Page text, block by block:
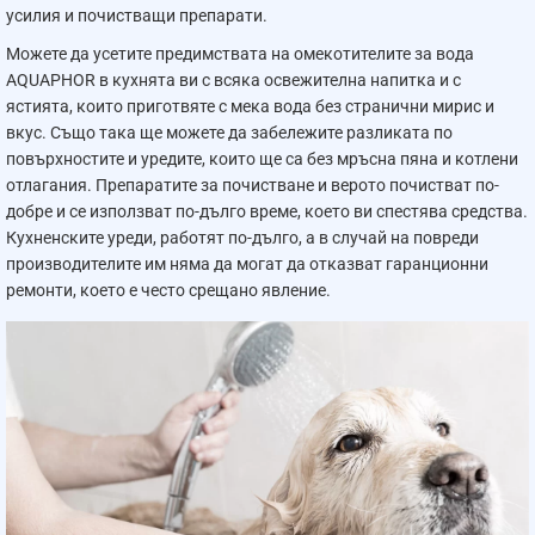
При стандартна регенерация системата използва
минути за възстановяване на работния капацитет.
ЗА КОГО Е ПОДХОДЯЩ AQUAPHOR 1000ПЛЮС?
домакинства с твърда вода;
къщи, вили и апартаменти;
семейства, които искат да намалят котления камък
в инсталацията;
потребители, които търсят готов комплект с
предфилтрация и омекотяване;
машина и други уреди, чувствителни към твърда
Aquaphor 1000 Плюсполучавате практично решение
за по-мека вода, по-малко отлагания и по-добра защита
на водопроводната система и домакинските уреди.
усилия и почистващи препарати.
Можете да усетите предимствата на омекотителите за вода
AQUAPHOR в кухнята ви с всяка освежителна напитка и с
ястията, които приготвяте с мека вода без странични мирис и
вкус. Също така ще можете да забележите разликата по
повърхностите и уредите, които ще са без мръсна пяна и котлени
отлагания. Препаратите за почистване и верото почистват по-
добре и се използват по-дълго време, което ви спестява средства.
Кухненските уреди, работят по-дълго, а в случай на повреди
производителите им няма да могат да отказват гаранционни
ремонти, което е често срещано явление.